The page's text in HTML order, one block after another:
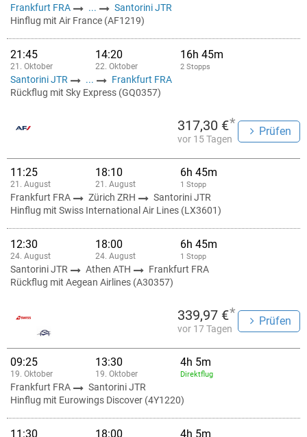
Frankfurt FRA ...
Santorini JTR
Hinflug mit Air France (AF1219)
21:45
21. Oktober
14:20
22. Oktober
16h 45m
2 Stopps
Santorini JTR ...
Frankfurt FRA
Rückflug mit Sky Express (GQ0357)
317,30 €*
vor 15 Tagen
Prüfen
11:25
21. August
18:10
21. August
6h 45m
1 Stopp
Frankfurt FRA Zürich ZRH
Santorini JTR
Hinflug mit Swiss International Air Lines (LX3601)
12:30
24. August
18:00
24. August
6h 45m
1 Stopp
Santorini JTR Athen ATH
Frankfurt FRA
Rückflug mit Aegean Airlines (A30357)
339,97 €*
vor 17 Tagen
Prüfen
09:25
19. Oktober
13:30
19. Oktober
4h 5m
Direktflug
Frankfurt FRA
Santorini JTR
Hinflug mit Eurowings Discover (4Y1220)
11:30 18:00 4h 5m